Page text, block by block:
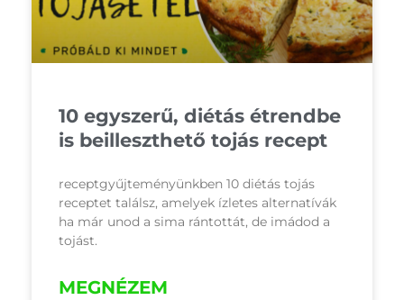
10 egyszerű, diétás étrendbe
is beilleszthető tojás recept
receptgyűjteményünkben 10 diétás tojás
receptet találsz, amelyek ízletes alternatívák
ha már unod a sima rántottát, de imádod a
tojást.
MEGNÉZEM